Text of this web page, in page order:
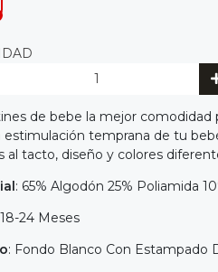
de bebe la mejor
estimulación temprana de tu
al tacto, diseño y colores
: 65% Algodón 25% Poliamida
24 Meses
: Fondo Blanco Con Estampado